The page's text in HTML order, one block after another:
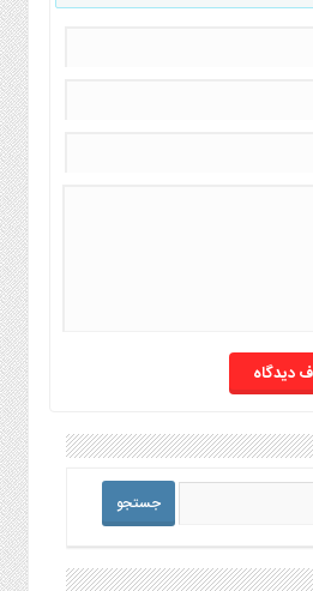
دیدگاه